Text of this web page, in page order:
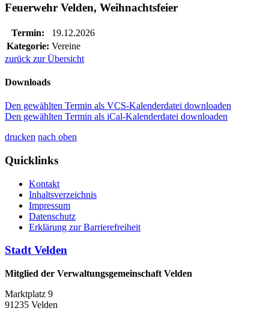
Feuerwehr Velden, Weihnachtsfeier
Termin:
19.12.2026
Kategorie: Vereine
zurück zur Übersicht
Downloads
Den gewählten Termin als VCS-Kalenderdatei downloaden
Den gewählten Termin als iCal-Kalenderdatei downloaden
drucken nach oben
Quicklinks
Kontakt
Inhaltsverzeichnis
Impressum
Datenschutz
Erklärung zur Barrierefreiheit
Stadt Velden
Mitglied der Verwaltungsgemeinschaft Velden
Marktplatz 9
91235 Velden